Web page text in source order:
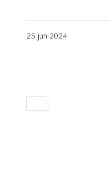
25 jun 2024